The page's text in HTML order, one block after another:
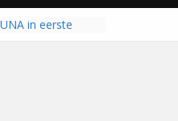
in eerste